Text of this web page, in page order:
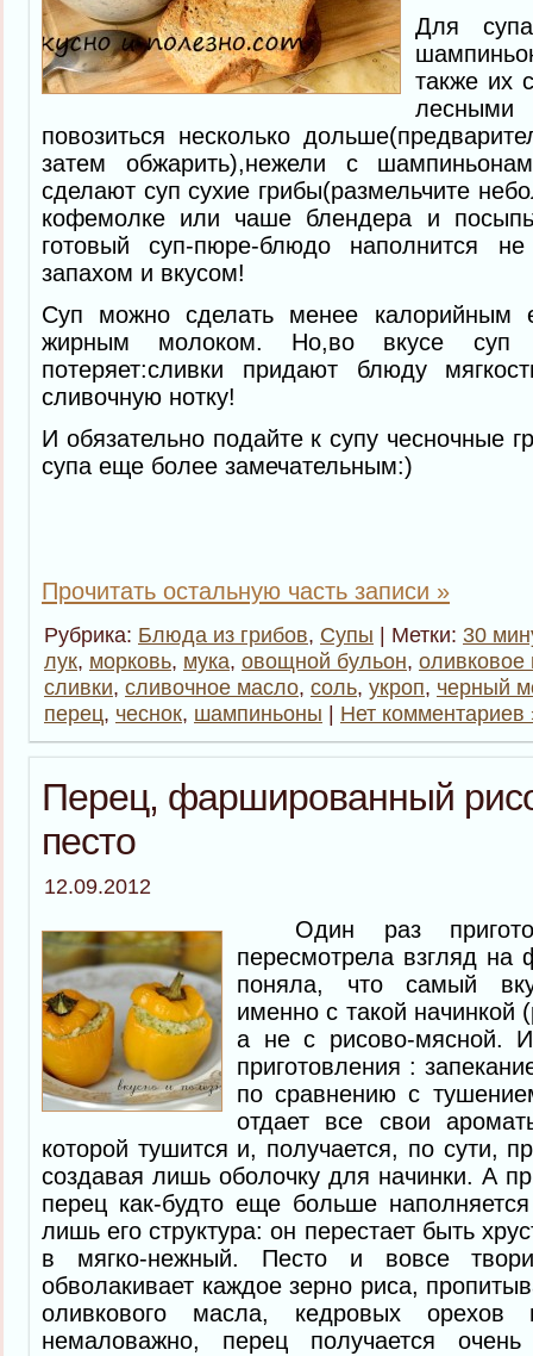
Для
также их
лесными
повозиться несколько
затем обжарить),нежели с
сделают суп сухие грибы(размельчите
кофемолке или чаше блендера и
готовый суп-пюре-блюдо наполнится
запахом и вкусом!
Суп можно сделать менее калорийным
жирным молоком. Но,во вкусе суп
потеряет:сливки придают блюду
сливочную нотку!
И обязательно подайте к супу чесночные
супа еще более замечательным:)
Прочитать остальную часть записи »
Рубрика: Блюда из грибов, Супы | Метки: 30
лук, морковь, мука, овощной бульон, оливковое
сливки, сливочное масло, соль, укроп, черный
перец, чеснок, шампиньоны | Нет комментариев
Перец, фаршированный
песто
12.09.2012
Один раз
пересмотрела взгляд
поняла, что самый
именно с такой начинкой
а не с рисово-мясной.
приготовления :
по сравнению с
отдает все свои
которой тушится и, получается, по сути,
создавая лишь оболочку для начинки. А
перец как-будто еще больше
лишь его структура: он перестает быть
в мягко-нежный. Песто и вовсе
обволакивает каждое зерно риса,
оливкового масла, кедровых
немаловажно, перец получается